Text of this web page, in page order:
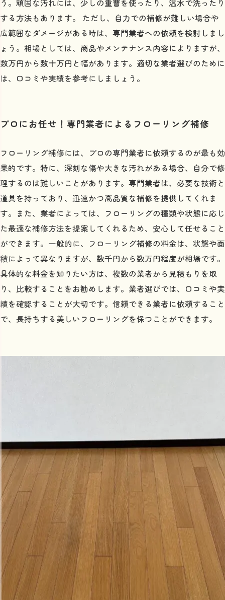
う。頑固な汚れには、少しの重曹を使ったり、温水で洗ったり
する方法もあります。 ただし、自力での補修が難しい場合や
広範囲なダメージがある時は、専門業者への依頼を検討しまし
ょう。相場としては、商品やメンテナンス内容によりますが、
数万円から数十万円と幅があります。適切な業者選びのために
は、口コミや実績を参考にしましょう。
プロにお任せ！専門業者によるフローリング補修
フローリング補修には、プロの専門業者に依頼するのが最も効
果的です。特に、深刻な傷や大きな汚れがある場合、自分で修
理するのは難しいことがあります。専門業者は、必要な技術と
道具を持っており、迅速かつ高品質な補修を提供してくれま
す。また、業者によっては、フローリングの種類や状態に応じ
た最適な補修方法を提案してくれるため、安心して任せること
ができます。一般的に、フローリング補修の料金は、状態や面
積によって異なりますが、数千円から数万円程度が相場です。
具体的な料金を知りたい方は、複数の業者から見積もりを取
り、比較することをお勧めします。業者選びでは、口コミや実
績を確認することが大切です。信頼できる業者に依頼すること
で、長持ちする美しいフローリングを保つことができます。